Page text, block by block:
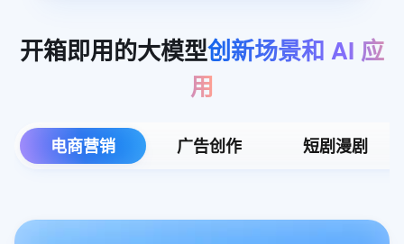
开箱即用的大模型创新场景和 AI 应
用
电商营销 广告创作 短剧漫剧